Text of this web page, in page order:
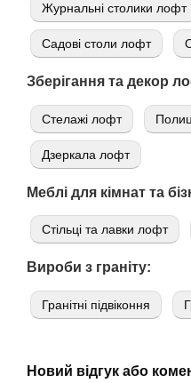
Журнальні столики лофт
Садові столи лофт
Зберігання та декор
Стелажі лофт
Дзеркала лофт
Меблі для кімнат та
Стільці та лавки лофт
Вироби з граніту:
Гранітні підвіконня
Новий відгук або